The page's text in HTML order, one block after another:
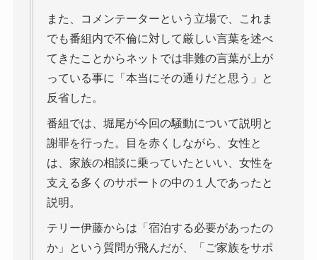
また、コメンテーターという立場で、これま
でも番組内で不倫に対して厳しい言葉を述べ
てきたことからネットでは非難の言葉が上が
っている事に「本当にその通りだと思う」と
反省した。
番組では、堀尾が今回の騒動について説明と
謝罪を行った。目を赤くしながら、女性と
は、家族の相談に乗っていたといい、女性を
支える多くのサポートの中の１人であったと
説明。
テリー伊藤からは「宿泊する必要があったの
か」という質問が飛んだが、「ご家族をサポ